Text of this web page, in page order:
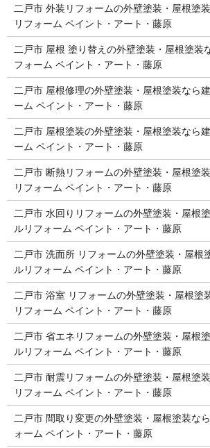
二戸市 外装リフォームの外壁塗装・屋根塗
リフォーム ペイント・アート・藤原
二戸市 屋根 塗り替えの外壁塗装・屋根塗装
フォーム ペイント・アート・藤原
二戸市 屋根修理の外壁塗装・屋根塗装なら
ーム ペイント・アート・藤原
二戸市 屋根塗装の外壁塗装・屋根塗装なら
ーム ペイント・アート・藤原
二戸市 断熱リフォームの外壁塗装・屋根塗
リフォーム ペイント・アート・藤原
二戸市 水回りリフォームの外壁塗装・屋根
ルリフォーム ペイント・アート・藤原
二戸市 洗面所 リフォームの外壁塗装・屋根
ルリフォーム ペイント・アート・藤原
二戸市 浴室 リフォームの外壁塗装・屋根塗
リフォーム ペイント・アート・藤原
二戸市 省エネリフォームの外壁塗装・屋根
ルリフォーム ペイント・アート・藤原
二戸市 耐震リフォームの外壁塗装・屋根塗
リフォーム ペイント・アート・藤原
二戸市 間取り変更の外壁塗装・屋根塗装な
ォーム ペイント・アート・藤原